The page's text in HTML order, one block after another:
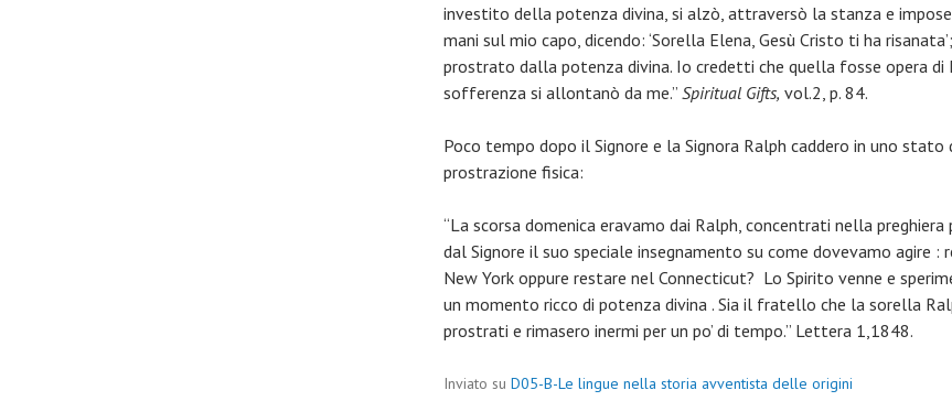
investito della potenza divina, si alzò, attraversò la stanza e
mani sul mio capo, dicendo: ‘Sorella Elena, Gesù Cristo ti ha
prostrato dalla potenza divina. Io credetti che quella fosse opera di
sofferenza si allontanò da me.” Spiritual Gifts, vol.2, p. 84.
Poco tempo dopo il Signore e la Signora Ralph caddero in uno stato
prostrazione fisica:
“La scorsa domenica eravamo dai Ralph, concentrati nella preghiera
dal Signore il suo speciale insegnamento su come dovevamo agire :
New York oppure restare nel Connecticut? Lo Spirito venne e
un momento ricco di potenza divina . Sia il fratello che la sorella
prostrati e rimasero inermi per un po’ di tempo.” Lettera 1,1848.
Inviato su D05-B-Le lingue nella storia avventista delle origini